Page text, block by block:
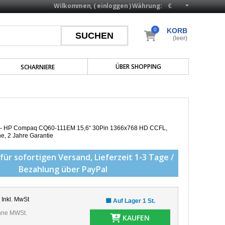
Währung:
Wilkommen, (einloggen)
SCHARNIERE ÜBER SHOPPING
KORB
0
(leer)
HP Compaq CQ60-111EM 15,6“ 30Pin 1366x768 HD CCFL,
2 Jahre Garantie
sofortigen Versand, Lieferzeit 1-3 Tage /
Bezahlung über PayPal
Inkl. MwSt
MWSt.
🟩 Auf Lager 1 St.
KAUFEN